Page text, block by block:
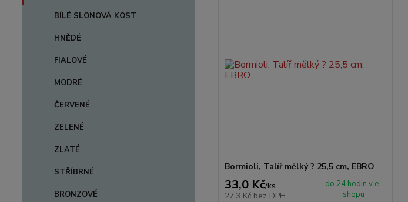
BÍLÉ SLONOVÁ KOST
HNĚDÉ
FIALOVÉ
MODRÉ
ČERVENÉ
ZELENÉ
ZLATÉ
STŘÍBRNÉ
BRONZOVÉ
Bormioli, Talíř mělký ? 25,5 cm, EBRO
33,0 Kč/ks
27,3 Kč bez DPH
do 24 hodin v e-
shopu